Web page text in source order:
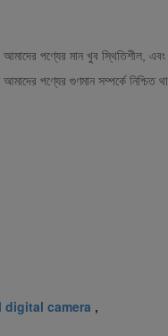
পণ্যের মান খুব স্থিতিশীল,
পণ্যের গুণমান সম্পর্কে নিশ্চিত
camera ,